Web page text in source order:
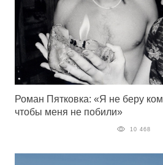
Роман Пятковка: «Я не беру
чтобы меня не побили»
10 468